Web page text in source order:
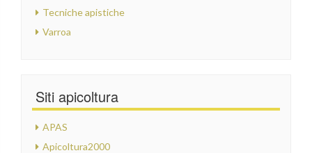
Tecniche apistiche
Varroa
Siti apicoltura
APAS
Apicoltura2000